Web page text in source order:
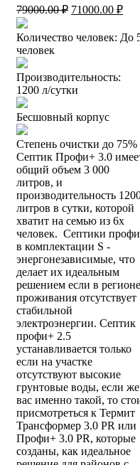
79000.00₽
составляла
71000.00 ₽
Количество человек: До
человек
Производительность:
1200 л/сутки
Бесшовный корпус
Степень очистки до 75%
Септик Профи+ 3.0
общий объем 3 000
литров, и
производительность
литров в сутки, которой
хватит на семью из 6х
человек. Септики
в комплектации S -
энергонезависимые, что
делает их идеальным
решением если в регионе
проживания отсутствует
стабильной
электроэнергии. Септик
профи+ 2.5
устанавливается только
если на участке
отсутствуют высокие
грунтовые воды, если
вас именно такой, то
присмотреться к Термит
Трансформер 3.0 PR или
Профи+ 3.0 PR, которые
созданы, как идеальное